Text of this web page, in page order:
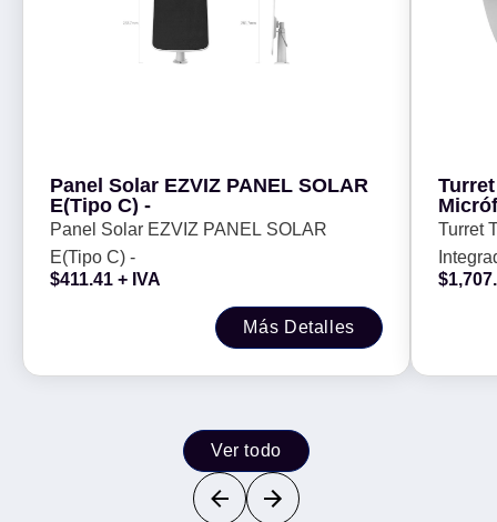
Panel Solar EZVIZ PANEL SOLAR
E(Tipo C) -
Panel Solar EZVIZ PANEL SOLAR
E(Tipo C) -
$411.41 + IVA
Más Detalles
Turret
24/7 /
$
Ver todo